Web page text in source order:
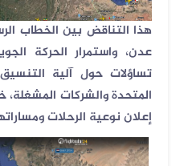
هذا التناقض بين الخطاب
عدن، واستمرار الحركة
تساؤلات حول آلية
المتحدة والشركات
إعلان نوعية الرحلات